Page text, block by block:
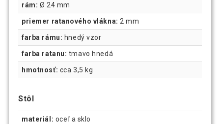
rám: Ø 24 mm
priemer ratanového vlákna: 2 mm
farba rámu: hnedý vzor
farba ratanu: tmavo hnedá
hmotnosť: cca 3,5 kg
Stôl
materiál: oceľ a sklo